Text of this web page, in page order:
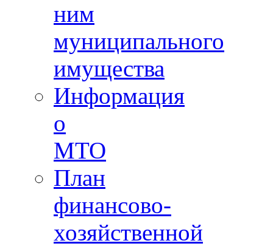
ним
муниципального
имущества
Информация
о
МТО
План
финансово-
хозяйственной